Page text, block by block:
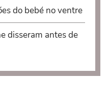
do bebé no ventre
disseram antes de